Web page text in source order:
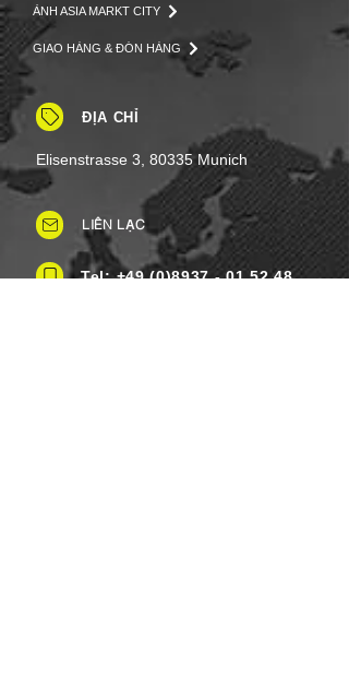
ẢNH ASIA MARKT CITY
GIAO HÀNG & ĐÓN HÀNG
ĐỊA CHỈ
Elisenstrasse 3, 80335 Munich
LIÊN LẠC
Tel: +49 (0)8937 - 01 52 48